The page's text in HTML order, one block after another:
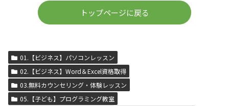
トップページに戻る
01.【ビジネス】パソコンレッスン
02.【ビジネス】Word＆Excel資格取得
03.無料カウンセリング・体験レッスン
05.【子ども】プログラミング教室